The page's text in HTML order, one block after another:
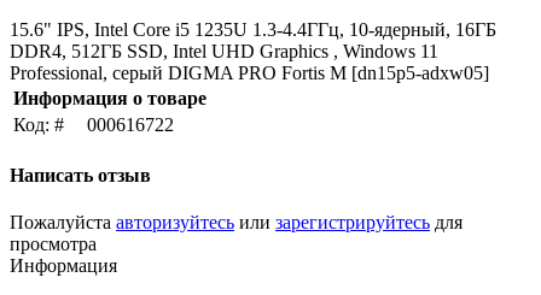
15.6" IPS, Intel Core i5 1235U 1.3-4.4ГГц, 10-ядерный, 16ГБ
DDR4, 512ГБ SSD, Intel UHD Graphics , Windows 11
Professional, серый DIGMA PRO Fortis M [dn15p5-adxw05]
Информация о товаре
Код: #
000616722
Написать отзыв
Пожалуйста авторизуйтесь или зарегистрируйтесь для
просмотра
Информация